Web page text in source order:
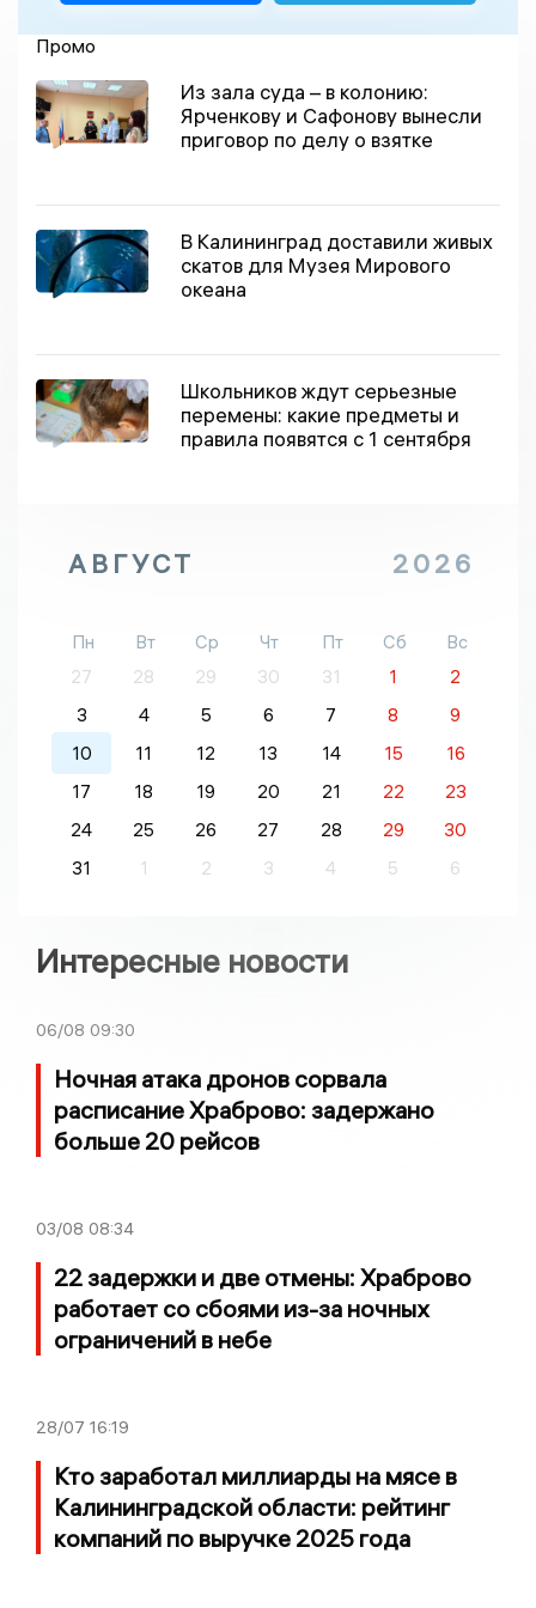
Промо
Из зала суда – в колонию:
Ярченкову и Сафонову вынесли
приговор по делу о взятке
В Калининград доставили живых
скатов для Музея Мирового
океана
Школьников ждут серьезные
перемены: какие предметы и
правила появятся с 1 сентября
АВГУСТ 2026
Пн Вт Ср Чт Пт Сб
Вс
27
28 29 30 31 1
2
3
4 5 6 7 8
9
10
11 12 13 14 15
16
17
18 19 20 21 22
23
24
25 26 27 28 29
30
31
1 2 3 4 5 6
Интересные новости
06/08 09:30
Ночная атака дронов сорвала
расписание Храброво: задержано
больше 20 рейсов
03/08 08:34
22 задержки и две отмены: Храброво
работает со сбоями из-за ночных
ограничений в небе
28/07 16:19
Кто заработал миллиарды на мясе в
Калининградской области: рейтинг
компаний по выручке 2025 года